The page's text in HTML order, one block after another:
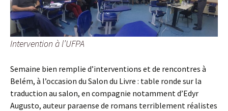
Intervention à l’UFPA
Semaine bien remplie d’interventions et de rencontres à
Belém, à l’occasion du Salon du Livre : table ronde sur la
traduction au salon, en compagnie notamment d’Edyr
Augusto, auteur paraense de romans terriblement réalistes